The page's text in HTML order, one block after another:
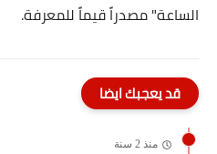
الساعة" مصدراً قيماً للمعرفة.
قد يعجبك ايضا
منذ 2 سنة